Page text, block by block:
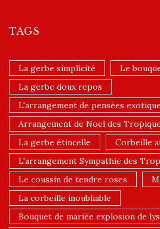
TAGS
La gerbe simplicité
Le
La gerbe doux repos
L'arrangement de pensées
Arrangement de Noel des
La gerbe étincelle
Corbeille
L'arrangement Sympathie des
Le coussin de tendre roses
La corbeille inoubliable
Bouquet de mariée explosion de lys